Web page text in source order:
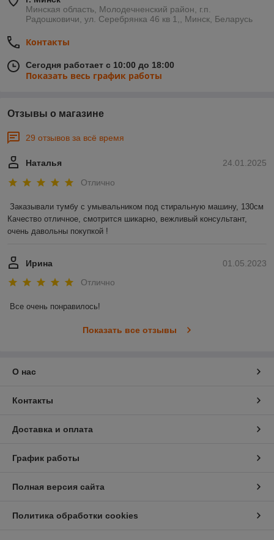
Минская область, Молодечненский район, г.п.
Радошковичи, ул. Серебрянка 46 кв 1,, Минск, Беларусь
Контакты
Сегодня работает с 10:00 до 18:00
Показать весь график работы
Отзывы о магазине
29 отзывов за всё время
24.01.2025
Наталья
Отлично
Заказывали тумбу с умывальником под стиральную машину, 130см
Качество отличное, смотрится шикарно, вежливый консультант,
очень давольны покупкой !
01.05.2023
Ирина
Отлично
Все очень понравилось!
Показать все отзывы
О нас
Контакты
Доставка и оплата
График работы
Полная версия сайта
Политика обработки cookies